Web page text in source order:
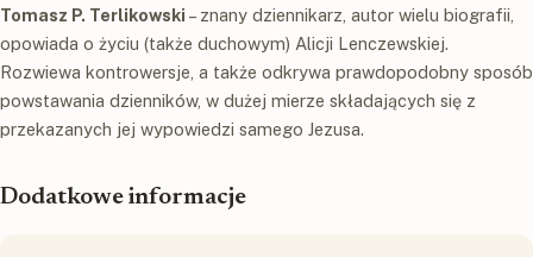
Tomasz P. Terlikowski – znany dziennikarz, autor wielu biografii,
opowiada o życiu (także duchowym) Alicji Lenczewskiej.
Rozwiewa kontrowersje, a także odkrywa prawdopodobny sposób
powstawania dzienników, w dużej mierze składających się z
przekazanych jej wypowiedzi samego Jezusa.
Dodatkowe informacje